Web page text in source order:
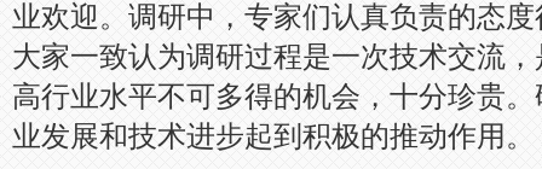
业欢迎。调研中，专家们认真负责的态
大家一致认为调研过程是一次技术交流
高行业水平不可多得的机会，十分珍贵
业发展和技术进步起到积极的推动作用。